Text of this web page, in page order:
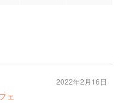
ェ
2022年2月16日